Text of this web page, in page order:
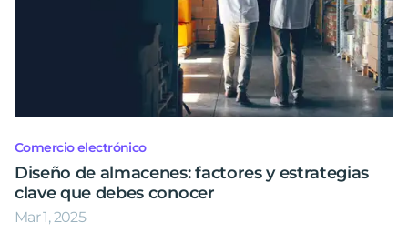
Comercio electrónico
Diseño de almacenes: factores y estrategias
clave que debes conocer
Mar 1, 2025